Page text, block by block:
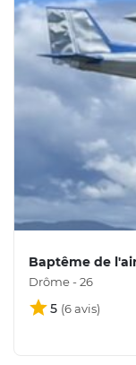
Baptême de
Drôme - 26
5